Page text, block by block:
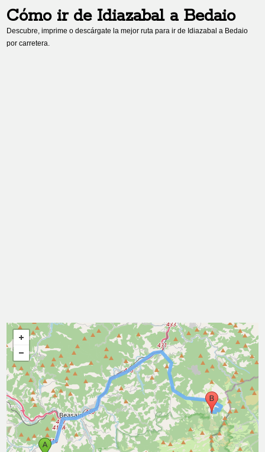
Cómo ir de Idiazabala Bedaio
Descubre, imprime o descárgate la mejor ruta para ir de Idiazabal a Bedaio
por carretera.